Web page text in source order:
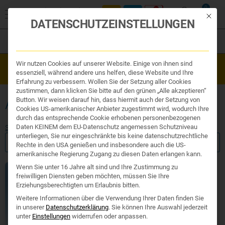
0
Organe & Organ Uhr
Traditionelle Medizin
Nahrungsergänzung
Kosmetik und Hygiene
Ihr Apotheker
Westend Online-Shop: Sicher, schnell und 24/7 für Sie da!
Gratisversand ab €50
APOTHEKE SPERMIDIN
Start/ Produkte verschlagwortet mit „apotheke spermidin“
FILTER ANZEIGEN
Mit
DATENSCHUTZEINSTELLUNGEN
Wir nutzen Cookies auf unserer Website. Einige von ihnen sind
essenziell, während andere uns helfen, diese Website und Ihre
Erfahrung zu verbessern. Wollen Sie der Setzung aller Cookies
zustimmen, dann klicken Sie bitte auf den grünen „Alle akzeptieren“
Button. Wir weisen darauf hin, dass hiermit auch der Setzung von
Cookies US-amerikanischer Anbieter zugestimmt wird, wodurch Ihre
durch das entsprechende Cookie erhobenen personenbezogenen
Daten KEINEM dem EU-Datenschutz angemessen Schutzniveau
unterliegen, Sie nur eingeschränkte bis keine datenschutzrechtliche
Rechte in den USA genießen und insbesondere auch die US-
amerikanische Regierung Zugang zu diesen Daten erlangen kann.
Wenn Sie unter 16 Jahre alt sind und Ihre Zustimmung zu
freiwilligen Diensten geben möchten, müssen Sie Ihre
Erziehungsberechtigten um Erlaubnis bitten.
Weitere Informationen über die Verwendung Ihrer Daten finden Sie
in unserer Datenschutzerklärung. Sie können Ihre Auswahl jederzeit
unter Einstellungen widerrufen oder anpassen.